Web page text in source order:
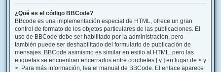
¿Qué es el código BBCode?
BBcode es una implementación especial de HTML, ofrece un gran
control de formato de los objetos particulares de las publicaciones. El
uso de BBCode debe ser habilitado por la administración, pero
también puede ser deshabilitado del formulario de publicación de
mensajes. BBCode asimismo es similar en estilo al HTML, pero las
etiquetas se encuentran encerrados entre corchetes [ y ] en lugar de < y
>. Para más información, lea el manual de BBCode. El enlace aparece